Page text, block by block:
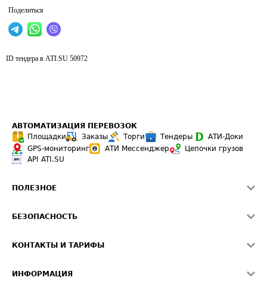
Поделиться
ID тендера в ATI.SU 50972
АВТОМАТИЗАЦИЯ ПЕРЕВОЗОК
Площадки
Заказы Торги Тендеры
АТИ-Доки
GPS-мониторинг
АТИ Мессенджер
Цепочки грузов
API ATI.SU
ПОЛЕЗНОЕ
Звезды ATI.SU на вашем сайте
Средние ставки
БЕЗОПАСНОСТЬ
Светофор+
КОНТАКТЫ И ТАРИФЫ
ИНФОРМАЦИЯ